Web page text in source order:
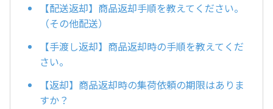
【配送返却】商品返却手順を教えてください。
（その他配送）
【手渡し返却】商品返却時の手順を教えてくだ
さい。
【返却】商品返却時の集荷依頼の期限はありま
すか？